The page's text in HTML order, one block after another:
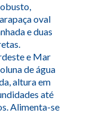
oval
e duas
e Mar
de água
altura em
até
Alimenta-se